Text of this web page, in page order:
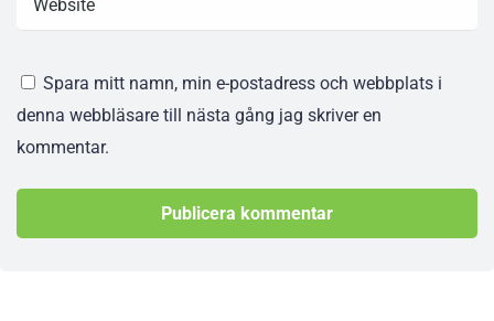
Spara mitt namn, min e-postadress och webbplats i
denna webbläsare till nästa gång jag skriver en
kommentar.